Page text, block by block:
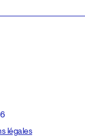
légales